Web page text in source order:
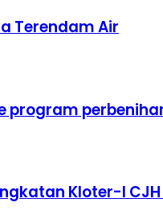
Terendam Air
program
Kloter-I CJH